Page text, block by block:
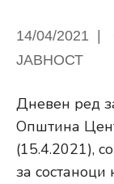
14/04/2021
ЈАВНОСТ
Дневен ред
Општина
(15.4.2021),
за состаноци